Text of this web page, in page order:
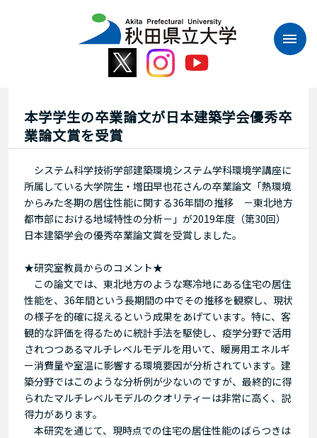
本学学生の卒業論文が日本建築学会優秀卒
業論文賞を受賞
システム科学技術学部建築環境システム学科環境学講座に
所属している大学院生・増田早也花さんの卒業論文「熱環境
からみた冬期の居住性能に関する36年間の推移 －東北地方
都市部における地域特性の分析－」が2019年度（第30回）
日本建築学会の優秀卒業論文賞を受賞しました。
★研究室教員からのコメント★
この論文では、東北地方のような寒冷地にある住宅の居住
性能を、36年間という長期間の中でその推移を観察し、現状
の様子を的確に捉えるという成果をあげています。特に、客
観的な評価を得るために統計手法を駆使し、疫学分野で活用
されつつあるマルチレベルモデルを用いて、暖房用エネルギ
ー消費量や室温に影響する環境要因が分析されています。建
築分野ではこのような分析例が少ないのですが、最終的に得
られたマルチレベルモデルのクオリティーは非常に高く、説
得力があります。
本研究を通じて、現時点での住宅の居住性能のばらつきは